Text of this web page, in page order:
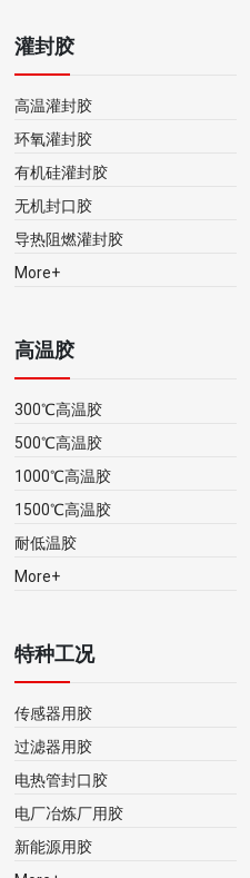
灌封胶
高温灌封胶
环氧灌封胶
有机硅灌封胶
无机封口胶
导热阻燃灌封胶
More+
高温胶
300℃高温胶
500℃高温胶
1000℃高温胶
1500℃高温胶
耐低温胶
More+
特种工况
传感器用胶
过滤器用胶
电热管封口胶
电厂冶炼厂用胶
新能源用胶